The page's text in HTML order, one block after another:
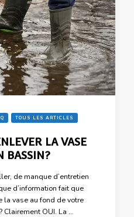
TOUS LES ARTICLES
LA VASE
BASSIN?
de manque d’entretien
d’information fait que
la vase au fond de votre
Clairement OUI. La …